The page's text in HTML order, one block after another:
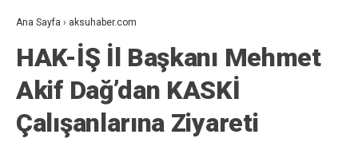
Ana Sayfa › aksuhaber.com
HAK-İŞ İl Başkanı Mehmet
Akif Dağ’dan KASKİ
Çalışanlarına Ziyareti